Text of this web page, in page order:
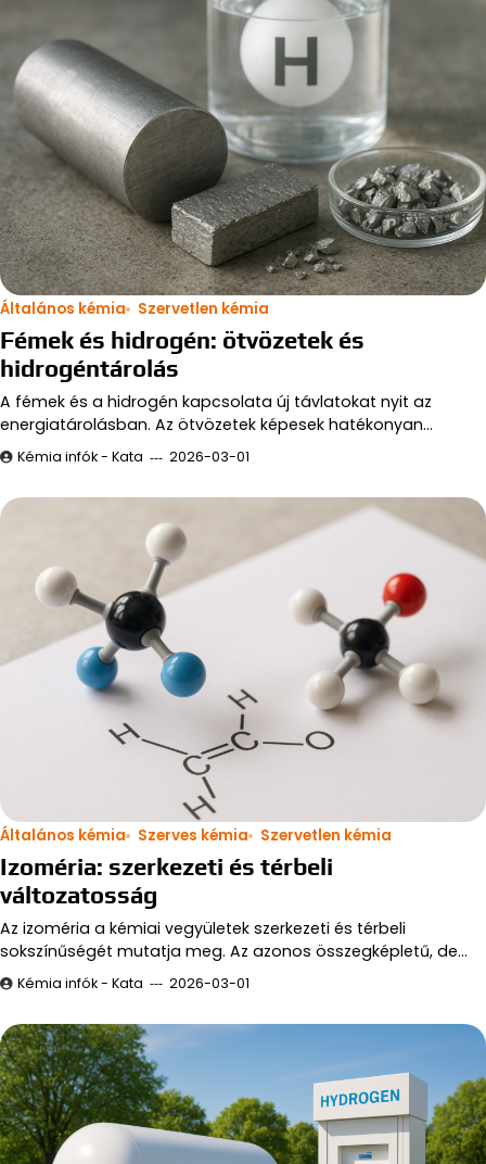
Általános kémia Szervetlen kémia
Fémek és hidrogén: ötvözetek és
hidrogéntárolás
A fémek és a hidrogén kapcsolata új távlatokat nyit az
energiatárolásban. Az ötvözetek képesek hatékonyan…
Kémia infók - Kata 2026-03-01
Általános kémia Szerves kémia Szervetlen kémia
Izoméria: szerkezeti és térbeli
változatosság
Az izoméria a kémiai vegyületek szerkezeti és térbeli
sokszínűségét mutatja meg. Az azonos összegképletű, de…
Kémia infók - Kata 2026-03-01